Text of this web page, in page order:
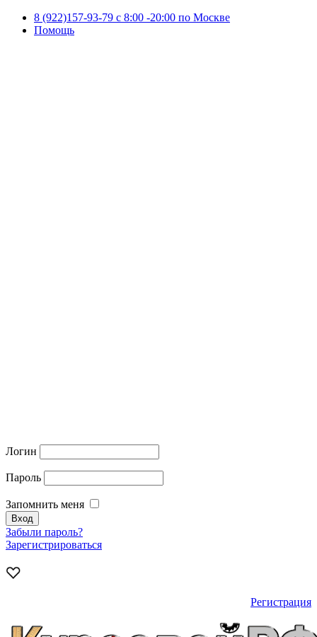
8 (922)157-93-79 c 8:00 -20:00 по Москве
Помощь
Логин
Пароль
Запомнить меня
Забыли пароль?
Зарегистрироваться
Регистрация